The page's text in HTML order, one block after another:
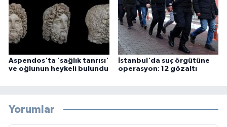
Aspendos'ta 'sağlık tanrısı'
ve oğlunun heykeli bulundu
İstanbul'da suç örgütüne
operasyon: 12 gözaltı
Yorumlar